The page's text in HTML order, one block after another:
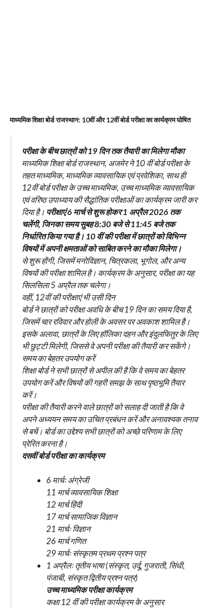
माध्यमिक शिक्षा बोर्ड राजस्थान: 10वीं और 12वीं बोर्ड परीक्षा का कार्यक्रम घोषित
परीक्षा के बीच छात्रों को 19 दिन तक तैयारी का मिलेगा मौका
माध्यमिक शिक्षा बोर्ड राजस्थान, अजमेर ने 10 वीं बोर्ड परीक्षा के
तहत माध्यमिक, माध्यमिक व्यावसायिक एवं प्रवेशिका, साथ ही
12वीं बोर्ड परीक्षा के उच्च माध्यमिक, उच्च माध्यमिक व्यावसायिक
एवं वरिष्ठ उपाध्याय की सैद्धांतिक परीक्षाओं का कार्यक्रम जारी कर
दिया है। परीक्षाएं 6 मार्च से शुरू होकर 1 अप्रैल 2026 तक
चलेंगी, जिनका समय सुबह 8:30 बजे से 11:45 बजे तक
निर्धारित किया गया है। 10 वीं की परीक्षा में छात्रों को विभिन्न
विषयों में अपनी क्षमताओं को साबित करने का मौका मिलेगा।
से शुरू होंगी, जिसमें मनोविज्ञान, चित्रकला, भूगोल, और अन्य
विषयों की परीक्षा शामिल है। कार्यक्रम के अनुसार, परीक्षा का यह
सिलसिला 5 अप्रैल तक चलेगा।
वहीं, 12वीं की परीक्षाएं भी उसी दिन
बोर्ड ने छात्रों को परीक्षा अवधि के बीच 19 दिन का समय दिया है,
जिसमें चार रविवार और होली के अवसर पर अवकाश शामिल है।
इसके अलावा, छात्रों के लिए हॉलिका दहन और इंदुलफितुर के लिए
भी छुट्टी मिलेगी, जिससे वे अपनी परीक्षा की तैयारी कर सकेंगे।
समय का बेहतर उपयोग करें
शिक्षा बोर्ड ने सभी छात्रों से अपील की है कि वे समय का बेहतर
उपयोग करें और विषयों की गहरी समझ के साथ पृष्ठभूमि तैयार
करें।
परीक्षा की तैयारी करने वाले छात्रों को सलाह दी जाती है कि वे
अपने अध्ययन समय का उचित प्रबंधन करें और अनावश्यक तनाव
से बचें। बोर्ड का उद्देश्य सभी छात्रों को अच्छे परिणाम के लिए
प्रेरित करना है।
दसवीं बोर्ड परीक्षा का कार्यक्रम
6 मार्चः अंग्रेजी
11 मार्च व्यावसायिक शिक्षा
12 मार्च हिंदी
17 मार्च सामाजिक विज्ञान
21 मार्चः विज्ञान
26 मार्च गणित
29 मार्चः संस्कृतम प्रथम प्रश्न पत्र
1 अप्रैलः तृतीय भाषा (संस्कृत, उर्दू, गुजराती, सिंधी,
पंजाबी, संस्कृत द्वितीय प्रश्न पत्र)
उच्च माध्यमिक परीक्षा कार्यक्रम
कक्षा 12 वीं की परीक्षा कार्यक्रम के अनुसार